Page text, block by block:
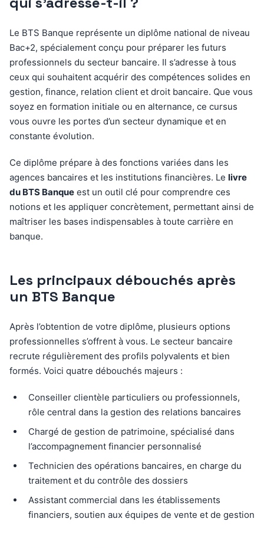
Le BTS Banque représente un diplôme national de niveau
Bac+2, spécialement conçu pour préparer les futurs
professionnels du secteur bancaire. Il s’adresse à tous
ceux qui souhaitent acquérir des compétences solides en
gestion, finance, relation client et droit bancaire. Que vous
soyez en formation initiale ou en alternance, ce cursus
vous ouvre les portes d’un secteur dynamique et en
constante évolution.
Ce diplôme prépare à des fonctions variées dans les
agences bancaires et les institutions financières. Le livre
du BTS Banque est un outil clé pour comprendre ces
notions et les appliquer concrètement, permettant ainsi de
maîtriser les bases indispensables à toute carrière en
banque.
Les principaux débouchés après
un BTS Banque
Après l’obtention de votre diplôme, plusieurs options
professionnelles s’offrent à vous. Le secteur bancaire
recrute régulièrement des profils polyvalents et bien
formés. Voici quatre débouchés majeurs :
Conseiller clientèle particuliers ou professionnels,
rôle central dans la gestion des relations bancaires
Chargé de gestion de patrimoine, spécialisé dans
l’accompagnement financier personnalisé
Technicien des opérations bancaires, en charge du
traitement et du contrôle des dossiers
Assistant commercial dans les établissements
financiers, soutien aux équipes de vente et de gestion